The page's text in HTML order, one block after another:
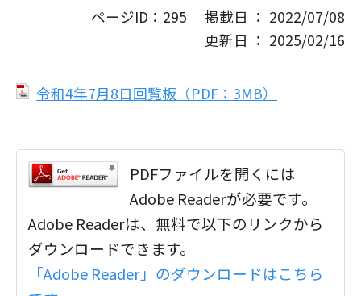
ページID：295 掲載日 ： 2022/07/08
更新日 ： 2025/02/16
令和4年7月8日回覧板（PDF：3MB）
PDFファイルを開くには
Adobe Readerが必要です。
Adobe Readerは、無料で以下のリンクから
ダウンロードできます。
「Adobe Reader」のダウンロードはこちら